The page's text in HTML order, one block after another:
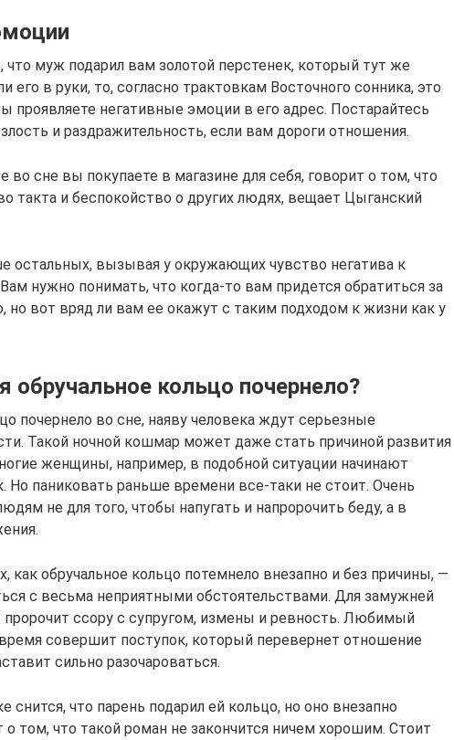
что муж подарил вам золотой перстенек, который тут же
его в руки, то, согласно трактовкам Восточного сонника, это
проявляете негативные эмоции в его адрес. Постарайтесь
и раздражительность, если вам дороги отношения.
во сне вы покупаете в магазине для себя, говорит о том, что
такта и беспокойство о других людях, вещает Цыганский
остальных, вызывая у окружающих чувство негатива к
нужно понимать, что когда-то вам придется обратиться за
вот вряд ли вам ее окажут с таким подходом к жизни как у
обручальное кольцо почернело?
почернело во сне, наяву человека ждут серьезные
Такой ночной кошмар может даже стать причиной развития
женщины, например, в подобной ситуации начинают
Но паниковать раньше времени все-таки не стоит. Очень
не для того, чтобы напугать и напророчить беду, а в
как обручальное кольцо потемнело внезапно и без причины, —
с весьма неприятными обстоятельствами. Для замужней
ссору с супругом, измены и ревность. Любимый
совершит поступок, который перевернет отношение
сильно разочароваться.
снится, что парень подарил ей кольцо, но оно внезапно
о том, что такой роман не закончится ничем хорошим. Стоит